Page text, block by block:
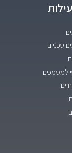
טכניים
למסמכים